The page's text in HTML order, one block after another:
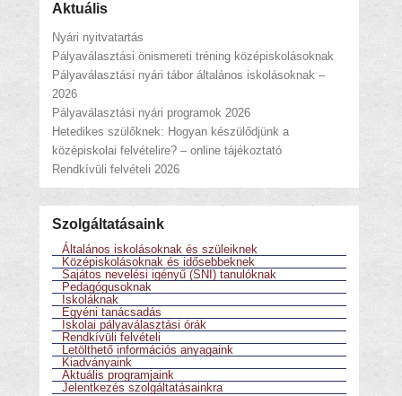
Aktuális
Nyári nyitvatartás
Pályaválasztási önismereti tréning középiskolásoknak
Pályaválasztási nyári tábor általános iskolásoknak –
2026
Pályaválasztási nyári programok 2026
Hetedikes szülőknek: Hogyan készülődjünk a
középiskolai felvételire? – online tájékoztató
Rendkívüli felvételi 2026
Szolgáltatásaink
Általános iskolásoknak és szüleiknek
Középiskolásoknak és idősebbeknek
Sajátos nevelési igényű (SNI) tanulóknak
Pedagógusoknak
Iskoláknak
Egyéni tanácsadás
Iskolai pályaválasztási órák
Rendkívüli felvételi
Letölthető információs anyagaink
Kiadványaink
Aktuális programjaink
Jelentkezés szolgáltatásainkra